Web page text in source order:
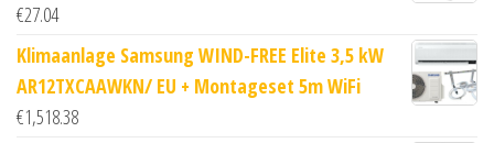
€27.04
Klimaanlage Samsung WIND-FREE Elite 3,5 kW
AR12TXCAAWKN/ EU + Montageset 5m WiFi
€1,518.38